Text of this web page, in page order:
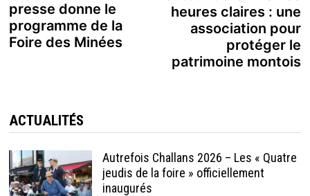
l’article
presse donne le
programme de la
Foire des Minées
heures claires : une
association pour
protéger le
patrimoine montois
ACTUALITÉS
Autrefois Challans 2026 – Les « Quatre
jeudis de la foire » officiellement
inaugurés